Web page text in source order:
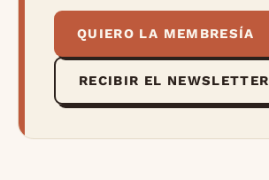
QUIERO LA MEMBRESÍA
RECIBIR EL NEWSLETTER